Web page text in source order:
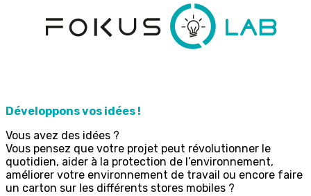
Développons vos idées !
Vous avez des idées ?
Vous pensez que votre projet peut révolutionner le
quotidien, aider à la protection de l’environnement,
améliorer votre environnement de travail ou encore faire
un carton sur les différents stores mobiles ?